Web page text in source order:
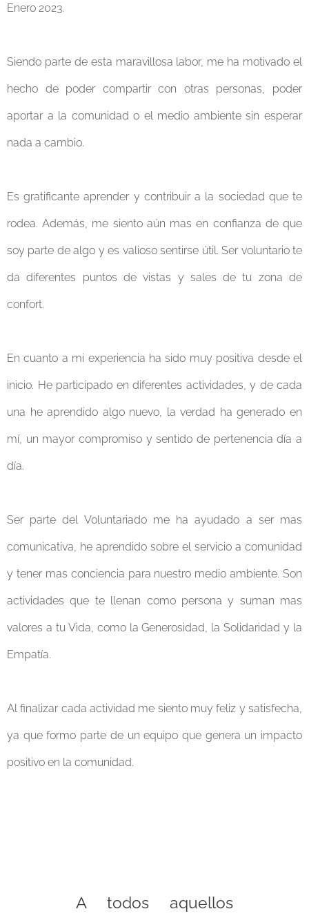
Enero 2023.
Siendo parte de esta maravillosa labor, me ha motivado el
hecho de poder compartir con otras personas, poder
aportar a la comunidad o el medio ambiente sin esperar
nada a cambio.
Es gratificante aprender y contribuir a la sociedad que te
rodea. Además, me siento aún mas en confianza de que
soy parte de algo y es valioso sentirse útil. Ser voluntario te
da diferentes puntos de vistas y sales de tu zona de
confort.
En cuanto a mi experiencia ha sido muy positiva desde el
inicio. He participado en diferentes actividades, y de cada
una he aprendido algo nuevo, la verdad ha generado en
mí, un mayor compromiso y sentido de pertenencia día a
día.
Ser parte del Voluntariado me ha ayudado a ser mas
comunicativa, he aprendido sobre el servicio a comunidad
y tener mas conciencia para nuestro medio ambiente. Son
actividades que te llenan como persona y suman mas
valores a tu Vida, como la Generosidad, la Solidaridad y la
Empatía.
Al finalizar cada actividad me siento muy feliz y satisfecha,
ya que formo parte de un equipo que genera un impacto
positivo en la comunidad.
A todos aquellos